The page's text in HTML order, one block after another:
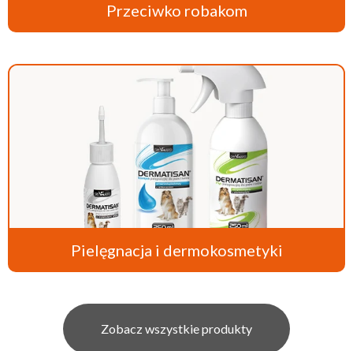
Przeciwko robakom
Pielęgnacja i dermokosmetyki
Zobacz wszystkie produkty